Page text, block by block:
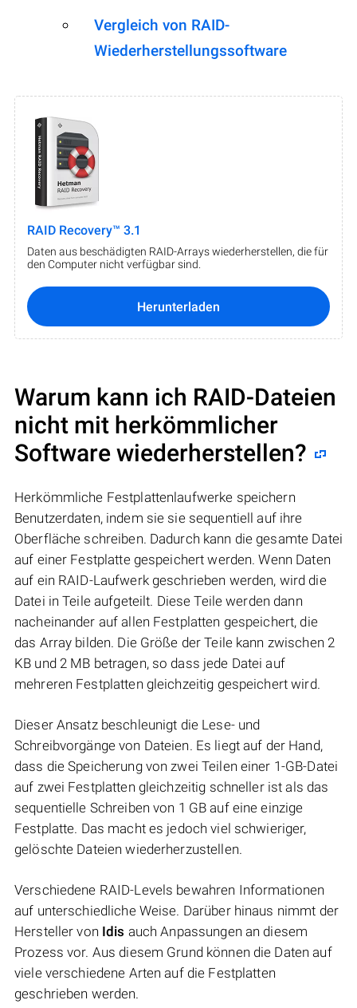
Vergleich von RAID-
Wiederherstellungssoftware
RAID Recovery™ 3.1
Daten aus beschädigten RAID-Arrays wiederherstellen, die für
den Computer nicht verfügbar sind.
Herunterladen
Warum kann ich RAID-Dateien
nicht mit herkömmlicher
Software wiederherstellen?
Herkömmliche Festplattenlaufwerke speichern
Benutzerdaten, indem sie sie sequentiell auf ihre
Oberfläche schreiben. Dadurch kann die gesamte Datei
auf einer Festplatte gespeichert werden. Wenn Daten
auf ein RAID-Laufwerk geschrieben werden, wird die
Datei in Teile aufgeteilt. Diese Teile werden dann
nacheinander auf allen Festplatten gespeichert, die
das Array bilden. Die Größe der Teile kann zwischen 2
KB und 2 MB betragen, so dass jede Datei auf
mehreren Festplatten gleichzeitig gespeichert wird.
Dieser Ansatz beschleunigt die Lese- und
Schreibvorgänge von Dateien. Es liegt auf der Hand,
dass die Speicherung von zwei Teilen einer 1-GB-Datei
auf zwei Festplatten gleichzeitig schneller ist als das
sequentielle Schreiben von 1 GB auf eine einzige
Festplatte. Das macht es jedoch viel schwieriger,
gelöschte Dateien wiederherzustellen.
Verschiedene RAID-Levels bewahren Informationen
auf unterschiedliche Weise. Darüber hinaus nimmt der
Hersteller von Idis auch Anpassungen an diesem
Prozess vor. Aus diesem Grund können die Daten auf
viele verschiedene Arten auf die Festplatten
geschrieben werden.